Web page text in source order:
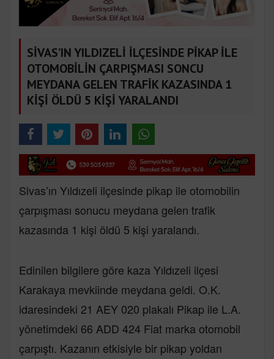
SİVAS’IN YILDIZELİ İLÇESİNDE PİKAP İLE
OTOMOBİLİN ÇARPIŞMASI SONCU
MEYDANA GELEN TRAFİK KAZASINDA 1
KİŞİ ÖLDÜ 5 KİŞİ YARALANDI
Sivas’ın Yıldızeli ilçesinde pikap ile otomobilin
çarpışması sonucu meydana gelen trafik
kazasında 1 kişi öldü 5 kişi yaralandı.
Edinilen bilgilere göre kaza Yıldızeli ilçesi
Karakaya mevkiinde meydana geldi. O.K.
idaresindeki 21 AEY 020 plakalı Pikap ile L.A.
yönetimdeki 66 ADD 424 Fiat marka otomobil
çarpıştı. Kazanın etkisiyle bir pikap yoldan